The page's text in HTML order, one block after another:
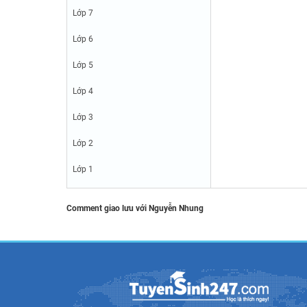
Lớp 7
Lớp 6
Lớp 5
Lớp 4
Lớp 3
Lớp 2
Lớp 1
Comment giao lưu với Nguyễn Nhung